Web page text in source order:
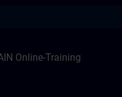
Online-Training